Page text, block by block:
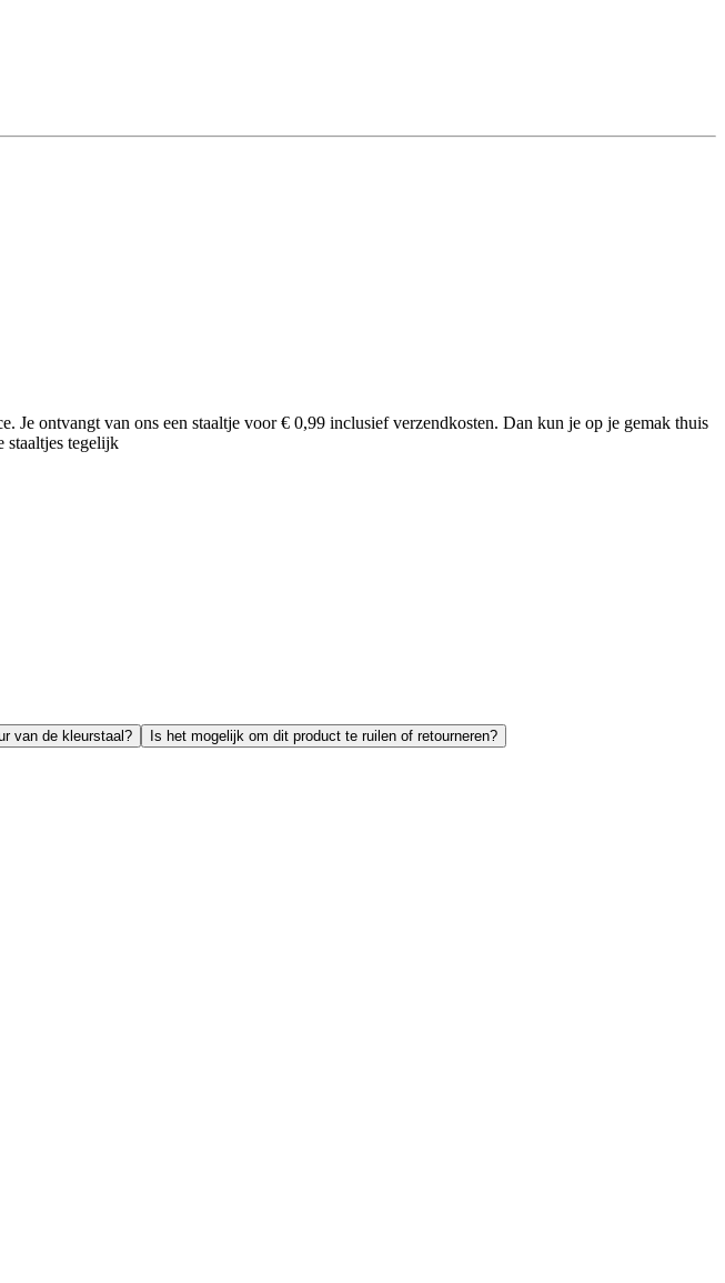
ontvangt van ons een staaltje voor € 0,99 inclusief verzendkosten. Dan kun je op je gemak thuis
staaltjes tegelijk
van de kleurstaal?
Is het mogelijk om dit product te ruilen of retourneren?